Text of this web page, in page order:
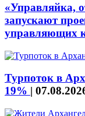
«Управляйка,
запускают
управляющих
Турпоток в
19% |